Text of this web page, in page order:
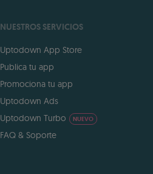
NUESTROS SERVICIOS
Uptodown App Store
Publica tu app
Promociona tu app
Uptodown Ads
Uptodown Turbo
NUEVO
FAQ & Soporte